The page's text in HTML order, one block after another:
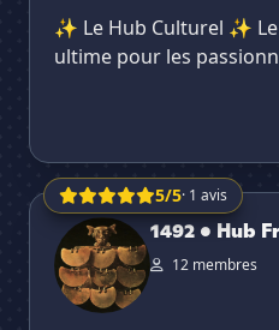
✨ Le Hub Culturel ✨
ultime pour les
5/5· 1 avis
1492 • Hub Franco-Latino
1492 • Hub
12 membres